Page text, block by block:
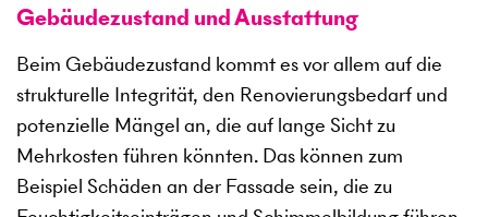
Gebäudezustand und Ausstattung
Beim Gebäudezustand kommt es vor allem auf die
strukturelle Integrität, den Renovierungsbedarf und
potenzielle Mängel an, die auf lange Sicht zu
Mehrkosten führen könnten. Das können zum
Beispiel Schäden an der Fassade sein, die zu